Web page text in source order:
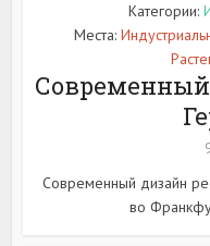
Категории:
Места:
Современный
Современный дизайн
во